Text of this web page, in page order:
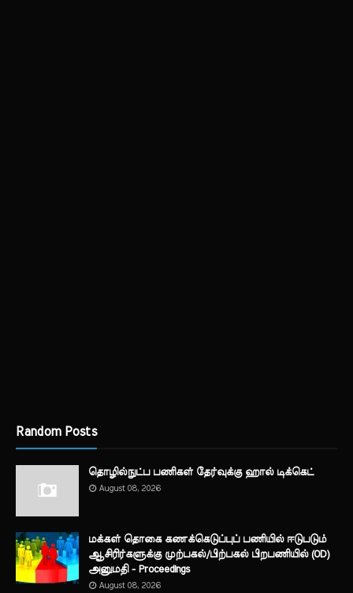
Random Posts
தொழில்நுட்ப பணிகள் தேர்வுக்கு ஹால் ​டிக்கெட்
August 08, 2026
மக்கள் தொகை கணக்கெடுப்புப் பணியில் ஈடுபடும்
ஆசிரிர்களுக்கு முற்பகல்/பிற்பகல் பிறபணியில் (OD)
அனுமதி - Proceedings
August 08, 2026